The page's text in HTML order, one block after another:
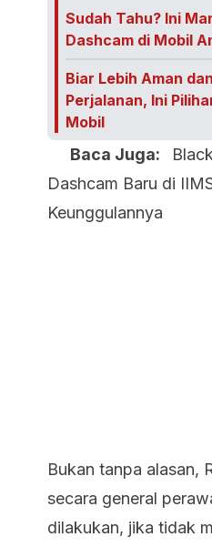
Sudah Tahu? Ini
Dashcam di Mobil
Biar Lebih Aman
Perjalanan, Ini
Mobil
Baca Juga:
Dashcam Baru di
Keunggulannya
Bukan tanpa alasan,
secara general
dilakukan, jika tidak